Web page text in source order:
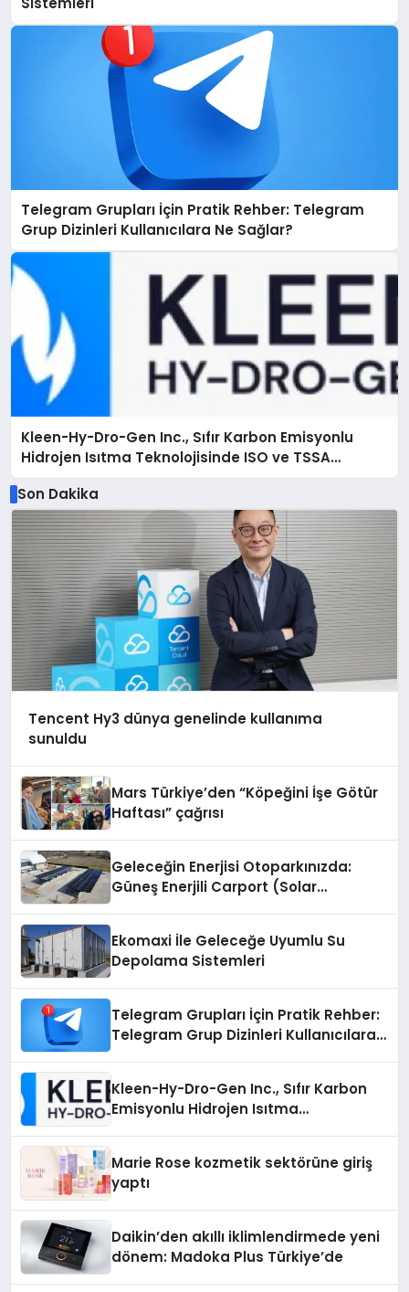
Telegram Grupları İçin Pratik Rehber: Telegram
Grup Dizinleri Kullanıcılara Ne Sağlar?
Kleen-Hy-Dro-Gen Inc., Sıfır Karbon Emisyonlu
Hidrojen Isıtma Teknolojisinde ISO ve TSSA
Düzenleyici Onaylarını Aldı
Son Dakika
Tencent Hy3 dünya genelinde kullanıma
sunuldu
Mars Türkiye’den “Köpeğini İşe Götür
Haftası” çağrısı
Geleceğin Enerjisi Otoparkınızda:
Güneş Enerjili Carport (Solar
Ekomaxi İle Geleceğe Uyumlu Su
Depolama Sistemleri
Telegram Grupları İçin Pratik Rehber:
Telegram Grup Dizinleri Kullanıcılara
Kleen-Hy-Dro-Gen Inc., Sıfır Karbon
Emisyonlu Hidrojen Isıtma
Marie Rose kozmetik sektörüne giriş
yaptı
Daikin’den akıllı iklimlendirmede yeni
dönem: Madoka Plus Türkiye’de